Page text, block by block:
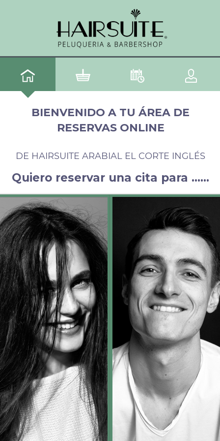
BIENVENIDO A TU ÁREA DE
RESERVAS ONLINE
DE HAIRSUITE ARABIAL EL CORTE INGLÉS
Quiero reservar una cita para ......